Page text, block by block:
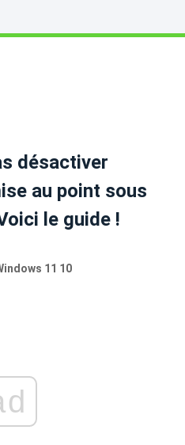
désactiver
au point sous
le guide !
11 10